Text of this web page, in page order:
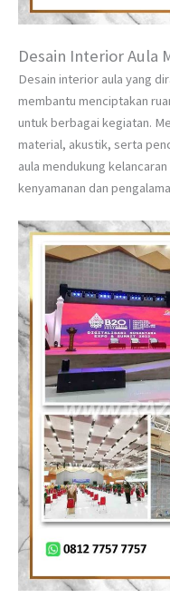
Desain Interior Aula
Desain interior aula yang
membantu menciptakan
untuk berbagai kegiatan.
material, akustik, serta
aula mendukung
kenyamanan dan